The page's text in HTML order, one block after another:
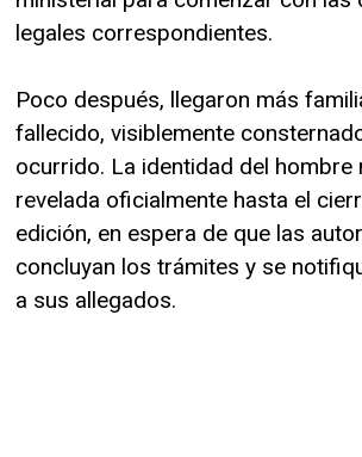
legales correspondientes.
Poco después, llegaron más
fallecido, visiblemente
ocurrido. La identidad del hombre
revelada oficialmente hasta el
edición, en espera de que las
concluyan los trámites y se
a sus allegados.